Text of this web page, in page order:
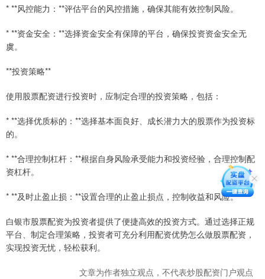
* **风控能力：**评估平台的风控措施，确保其能有效控制风险。
* **资金安全：**选择资金安全有保障的平台，确保投资资金安全无
虞。
**投资策略**
使用股票配资进行投资时，应制定合理的投资策略，包括：
* **选择优质标的：**选择基本面良好、成长潜力大的股票作为投资标
的。
* **合理控制杠杆：**根据自身风险承受能力和投资经验，合理控制配
资杠杆。
* **及时止盈止损：**设置合理的止盈止损点，控制收益和风险。
白银市股票配资为投资者提供了便捷高效的投资方式。通过选择正规
平台、制定合理策略，投资者可充分利用配资优势怎么做股票配资，
实现投资无忧，轻松获利。
文章为作者独立观点，不代表炒股配资门户观点